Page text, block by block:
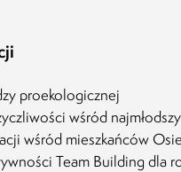
proekologicznej
wśród
wśród mieszkańców
Team Building dla